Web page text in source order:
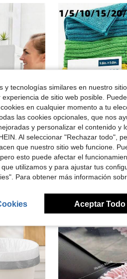
para electrónicos, muebles, persianas y ventiladores de techo - Suministros de limpieza, Accesorios de limpieza
-13% 30/20/15/10/5/1 pieza Toallas de limpieza de microfibra, suaves y absorbentes, toallas de cocina, herramientas de limpieza del hogar y suministros para el hogar. Adecuadas para cocina, baño, hogar y diversas tareas de limpieza diaria. Se pueden usar como paños
Solo quedan 4
$4.45
y tecnologías similares en nuestro
de sitio web posible.
en cualquier momento a tu
las cookies opcionales, que nos
y personalizar el contenido y
Al seleccionar "Rechazar todo",
que nuestro sitio web funcione.
esto puede afectar el
utilizamos y para ajustar tus
Para obtener más información
Aceptar Todo